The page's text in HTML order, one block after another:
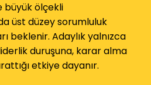
büyük ölçekli
üst düzey sorumluluk
beklenir. Adaylık yalnızca
duruşuna, karar alma
etkiye dayanır.